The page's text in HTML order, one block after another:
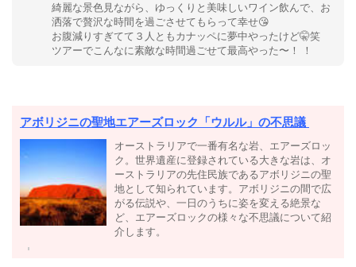
綺麗な景色見ながら、ゆっくりと美味しいワイン飲んで、お
洒落で贅沢な時間を過ごさせてもらって幸せ😘
お腹減りすぎてて３人ともカナッペに夢中やったけど🤫笑
ツアーでこんなに素敵な時間過ごせて最高やった〜！ ！
アボリジニの聖地エアーズロック「ウルル」の不思議
オーストラリアで一番有名な岩、エアーズロッ
ク。世界遺産に登録されている大きな岩は、オ
ーストラリアの先住民族であるアボリジニの聖
地として知られています。アボリジニの間で広
がる伝説や、一日のうちに姿を変える絶景な
ど、エアーズロックの様々な不思議について紹
介します。